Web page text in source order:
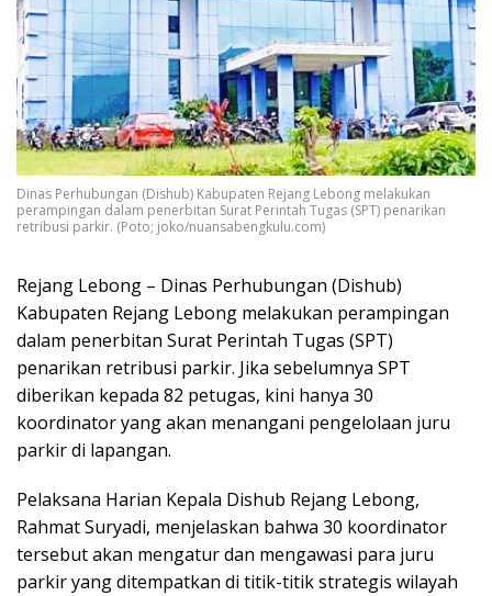
Dinas Perhubungan (Dishub) Kabupaten Rejang Lebong melakukan
perampingan dalam penerbitan Surat Perintah Tugas (SPT) penarikan
retribusi parkir. (Poto; joko/nuansabengkulu.com)
Rejang Lebong – Dinas Perhubungan (Dishub)
Kabupaten Rejang Lebong melakukan perampingan
dalam penerbitan Surat Perintah Tugas (SPT)
penarikan retribusi parkir. Jika sebelumnya SPT
diberikan kepada 82 petugas, kini hanya 30
koordinator yang akan menangani pengelolaan juru
parkir di lapangan.
Pelaksana Harian Kepala Dishub Rejang Lebong,
Rahmat Suryadi, menjelaskan bahwa 30 koordinator
tersebut akan mengatur dan mengawasi para juru
parkir yang ditempatkan di titik-titik strategis wilayah